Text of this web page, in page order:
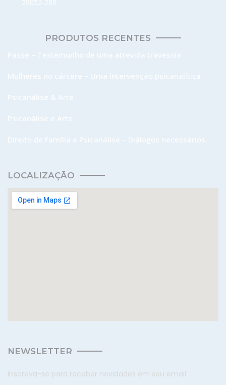
29052-280
PRODUTOS RECENTES
Passe – Testemunho de uma atrevida travessia
Mulheres no cárcere – Uma intervenção psicanalítica
Psicanálise & Arte
Psicanálise e Arte
Direito de Família e Psicanálise – Diálogos necessários.
LOCALIZAÇÃO
NEWSLETTER
Inscreva-se para receber novidades em seu email: